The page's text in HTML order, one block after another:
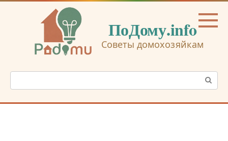
Перейти
ПоДому.info
Советы домохозяйкам
Поиск: